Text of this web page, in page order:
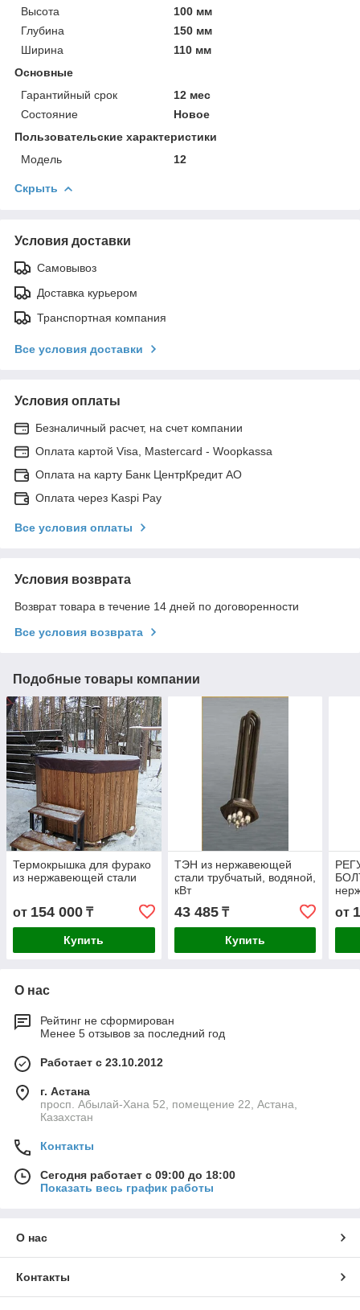
Высота
100 мм
Глубина
150 мм
Ширина
110 мм
Основные
Гарантийный срок
12 мес
Состояние
Новое
Пользовательские характеристики
Модель
12
Скрыть
Условия доставки
Самовывоз
Доставка курьером
Транспортная компания
Все условия доставки
Условия оплаты
Безналичный расчет, на счет компании
Оплата картой Visa, Mastercard - Woopkassa
Оплата на карту Банк ЦентрКредит АО
Оплата через Kaspi Pay
Все условия оплаты
Условия возврата
Возврат товара в течение 14 дней по договоренности
Все условия возврата
Подобные товары компании
Термокрышка для фурако
из нержавеющей стали
от 154 000 ₸
Купить
ТЭН из нержавеющей
стали трубчатый, водяной,
кВт
43 485₸
Купить
от
О нас
Рейтинг не сформирован
Менее 5 отзывов за последний год
Работает с 23.10.2012
г. Астана
просп. Абылай-Хана 52, помещение 22, Астана,
Казахстан
Контакты
Сегодня работает с 09:00 до 18:00
Показать весь график работы
О нас
Контакты